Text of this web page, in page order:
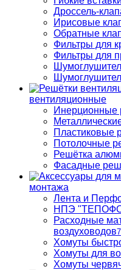
Дроссель-
Ирисовые
Обратные
Фильтры для
Фильтры для
вентиляционные
Инерционные
Пластиковые
Потолочные
Решётка
Фасадные
монтажа
Лента и
НПЭ
Расходные
воздуховодов7
Хомуты
Хомуты для
Хомуты